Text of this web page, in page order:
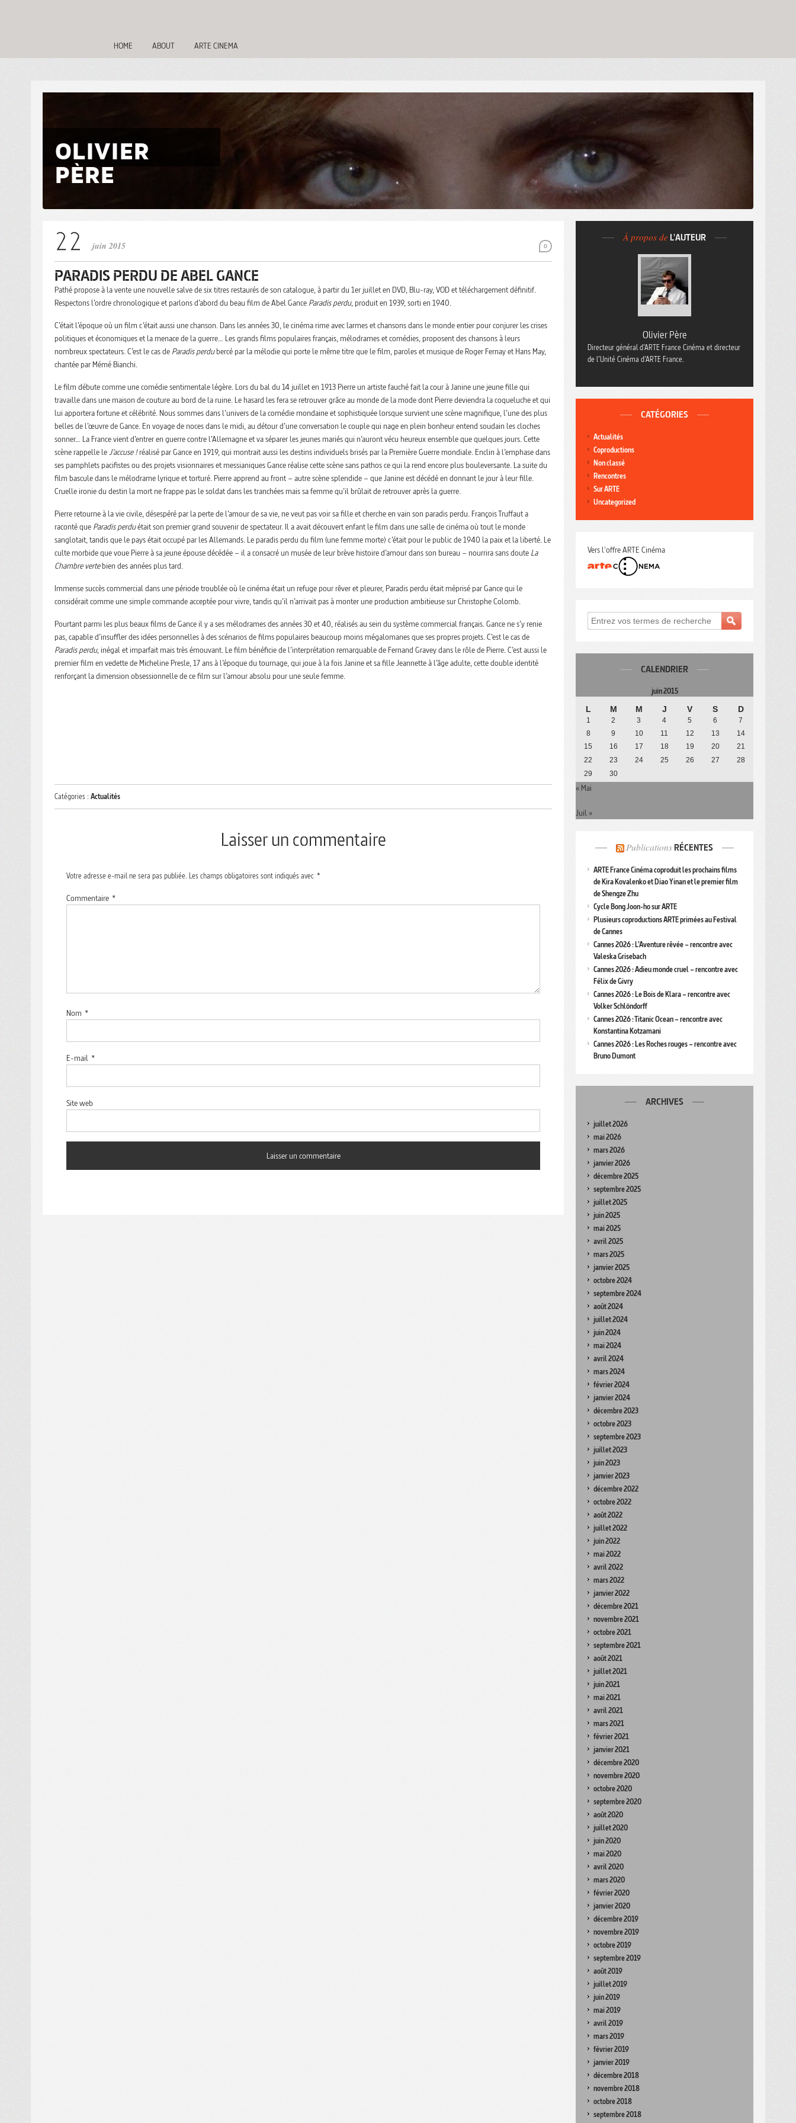
HOME ABOUT ARTE CINEMA
OLIVIER
PÈRE
0
juin 2015
PARADIS PERDU DE ABEL GANCE
Pathé propose à la vente une nouvelle salve de six titres restaurés de son catalogue, à partir du 1er juillet en DVD, Blu-ray, VOD et téléchargement définitif.
Respectons l’ordre chronologique et parlons d’abord du beau film de Abel Gance Paradis perdu, produit en 1939, sorti en 1940.
C’était l’époque où un film c’était aussi une chanson. Dans les années 30, le cinéma rime avec larmes et chansons dans le monde entier pour conjurer les crises
politiques et économiques et la menace de la guerre… Les grands films populaires français, mélodrames et comédies, proposent des chansons à leurs
nombreux spectateurs. C’est le cas de Paradis perdubercé par la mélodie qui porte le même titre que le film, paroles et musique de Roger Fernay et Hans May,
chantée par Mémé Bianchi.
Le film débute comme une comédie sentimentale légère. Lors du bal du 14 juillet en 1913 Pierre un artiste fauché fait la cour à Janine une jeune fille qui
travaille dans une maison de couture au bord de la ruine. Le hasard les fera se retrouver grâce au monde de la mode dont Pierre deviendra la coqueluche et qui
lui apportera fortune et célébrité. Nous sommes dans l’univers de la comédie mondaine et sophistiquée lorsque survient une scène magnifique, l’une des plus
belles de l’œuvre de Gance. En voyage de noces dans le midi, au détour d’une conversation le couple qui nage en plein bonheur entend soudain les cloches
sonner… La France vient d’entrer en guerre contre l’Allemagne et va séparer les jeunes mariés qui n’auront vécu heureux ensemble que quelques jours. Cette
scène rappelle leJ’accuse !réalisé par Gance en 1919, qui montrait aussi les destins individuels brisés par la Première Guerre mondiale. Enclin à l’emphase dans
ses pamphlets pacifistes ou des projets visionnaires et messianiques Gance réalise cette scène sans pathos ce qui la rend encore plus bouleversante. La suite du
film bascule dans le mélodrame lyrique et torturé. Pierre apprend au front – autre scène splendide – que Janine est décédé en donnant le jour à leur fille.
Cruelle ironie du destin la mort ne frappe pas le soldat dans les tranchées mais sa femme qu’il brûlait de retrouver après la guerre.
Pierre retourne à la vie civile, désespéré par la perte de l’amour de sa vie, ne veut pas voir sa fille et cherche en vain son paradis perdu. François Truffaut a
raconté que Paradis perduétait son premier grand souvenir de spectateur. Il a avait découvert enfant le film dans une salle de cinéma où tout le monde
sanglotait, tandis que le pays était occupé par les Allemands. Le paradis perdu du film (une femme morte) c’était pour le public de 1940 la paix et la liberté. Le
culte morbide que voue Pierre à sa jeune épouse décédée – il a consacré un musée de leur brève histoire d’amour dans son bureau – nourrira sans doute La
Chambre vertebien des années plus tard.
Immense succès commercial dans une période troublée où le cinéma était un refuge pour rêver et pleurer, Paradis perdu était méprisé par Gance qui le
considérait comme une simple commande acceptée pour vivre, tandis qu’il n’arrivait pas à monter une production ambitieuse sur Christophe Colomb.
Pourtant parmi les plus beaux films de Gance il y a ses mélodrames des années 30 et 40, réalisés au sein du système commercial français. Gance ne s’y renie
pas, capable d’insuffler des idées personnelles à des scénarios de films populaires beaucoup moins mégalomanes que ses propres projets. C’est le cas de
Paradis perdu, inégal et imparfait mais très émouvant. Le film bénéficie de l’interprétation remarquable de Fernand Gravey dans le rôle de Pierre. C’est aussi le
premier film en vedette de Micheline Presle, 17 ans à l’époque du tournage, qui joue à la fois Janine et sa fille Jeannette à l’âge adulte, cette double identité
renforçant la dimension obsessionnelle de ce film sur l’amour absolu pour une seule femme.
Catégories : Actualités
Laisser un commentaire
Votre adresse e-mail ne sera pas publiée. Les champs obligatoires sont indiqués avec *
Commentaire *
Nom *
E-mail *
Site web
À propos de L'AUTEUR
Olivier Père
Directeur général d’ARTE France Cinéma et directeur
de l’Unité Cinéma d’ARTE France.
CATÉGORIES
Actualités
Coproductions
Non classé
Rencontres
Sur ARTE
Uncategorized
Vers l'offre ARTE Cinéma
CALENDRIER
juin 2015
L M M J V S D
1 2 3 4 5 6
7
8
9 10 11 12 13
14
15
16 17 18 19 20
21
22
23 24 25 26 27
28
29
30
« Mai
Juil »
Publications RÉCENTES
ARTE France Cinéma coproduit les prochains films
de Kira Kovalenko et Diao Yinan et le premier film
de Shengze Zhu
Cycle Bong Joon-ho sur ARTE
Plusieurs coproductions ARTE primées au Festival
de Cannes
Cannes 2026 : L’Aventure rêvée – rencontre avec
Valeska Grisebach
Cannes 2026 : Adieu monde cruel – rencontre avec
Félix de Givry
Cannes 2026 : Le Bois de Klara – rencontre avec
Volker Schlöndorff
Cannes 2026 : Titanic Ocean – rencontre avec
Konstantina Kotzamani
Cannes 2026 : Les Roches rouges – rencontre avec
Bruno Dumont
ARCHIVES
juillet 2026
mai 2026
mars 2026
janvier 2026
décembre 2025
septembre 2025
juillet 2025
juin 2025
mai 2025
avril 2025
mars 2025
janvier 2025
octobre 2024
septembre 2024
août 2024
juillet 2024
juin 2024
mai 2024
avril 2024
mars 2024
février 2024
janvier 2024
décembre 2023
octobre 2023
septembre 2023
juillet 2023
juin 2023
janvier 2023
décembre 2022
octobre 2022
août 2022
juillet 2022
juin 2022
mai 2022
avril 2022
mars 2022
janvier 2022
décembre 2021
novembre 2021
octobre 2021
septembre 2021
août 2021
juillet 2021
juin 2021
mai 2021
avril 2021
mars 2021
février 2021
janvier 2021
décembre 2020
novembre 2020
octobre 2020
septembre 2020
août 2020
juillet 2020
juin 2020
mai 2020
avril 2020
mars 2020
février 2020
janvier 2020
décembre 2019
novembre 2019
octobre 2019
septembre 2019
août 2019
juillet 2019
juin 2019
mai 2019
avril 2019
mars 2019
février 2019
janvier 2019
décembre 2018
novembre 2018
octobre 2018
septembre 2018